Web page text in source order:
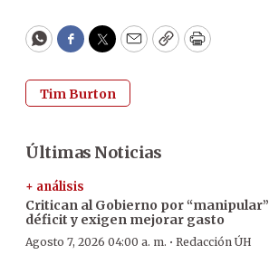
WhatsApp
Facebook
Twitter
EmailCopyPrint
Tim Burton
Últimas Noticias
+ análisis
Critican al Gobierno por “manipular”
déficit y exigen mejorar gasto
Agosto 7, 2026 04:00 a. m. · Redacción ÚH